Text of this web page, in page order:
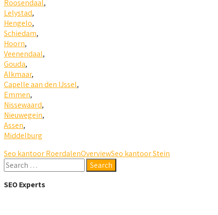
Roosendaal,
Lelystad,
Hengelo,
Schiedam,
Hoorn,
Veenendaal,
Gouda,
Alkmaar,
Capelle aan den IJssel,
Emmen,
Nissewaard,
Nieuwegein,
Assen,
Middelburg
Seo kantoor RoerdalenOverviewSeo kantoor Stein
SEO Experts